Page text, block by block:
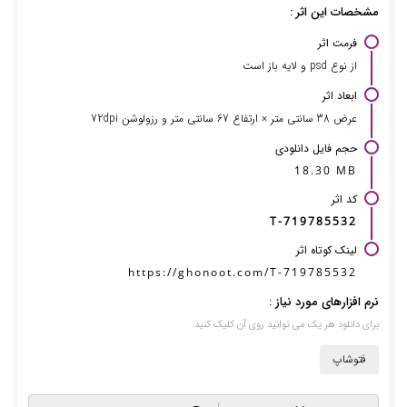
مشخصات این اثر :
فرمت اثر
از نوع psd و لایه باز است
ابعاد اثر
عرض 38 سانتی متر × ارتفاع 67 سانتی متر و رزولوشن 72dpi
حجم فایل دانلودی
18.30 MB
کد اثر
T-719785532
لینک کوتاه اثر
https://ghonoot.com/T-719785532
نرم افزارهای مورد نیاز :
برای دانلود هر یک می توانید روی آن کلیک کنید
فتوشاپ